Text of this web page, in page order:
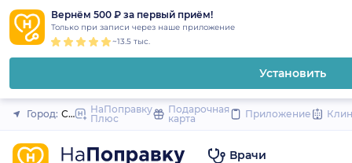
Вернём 500 ₽ за первый приём!
Только при записи через наше приложение
~13.5 тыс.
Установить
Закрыть
Город: Санкт-Петербург
НаПоправку
Плюс
Подарочная
карта
Приложение
Врачи